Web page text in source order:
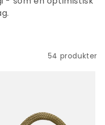
54 produkter